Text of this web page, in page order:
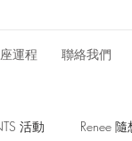
運程 聯絡我們
活動 Renee 隨